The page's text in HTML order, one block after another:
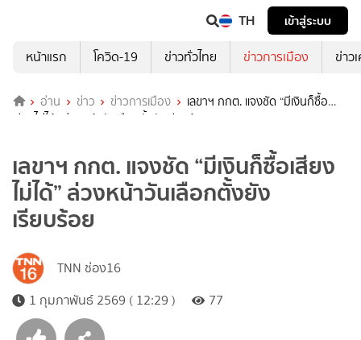
TH
เข้าสู่ระบบ
หน้าแรก
โควิด-19 ข่าวทั่วไทย ข่าวการเมือง ข่าว
อ่าน ข่าว ข่าวการเมือง
เลขาฯ กกต. แจงชัด “มีเงินก็ซื้อ
เสียงไม่ได้” ล่วงหน้าวันเลือกตั้งยังเรียบร้อย
เลขาฯ กกต. แจงชัด “มีเงินก็ซื้อเสียง
ไม่ได้” ล่วงหน้าวันเลือกตั้งยัง
เรียบร้อย
TNN ช่อง16
1 กุมภาพันธ์ 2569 ( 12:29 )
77